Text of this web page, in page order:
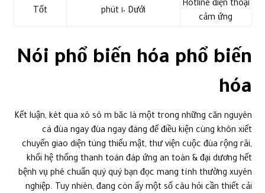
Hotline điện thoại
cảm ứng
Dưới ١٠ phút Tốt
Nói phổ biến hóa phổ biến
hóa
Kết luận, kêt qua xô sô m băc là một trong những căn nguyên
cá đùa ngay đùa ngay đáng để điều kiện cùng khôn xiết
chuyển giao diện túng thiếu mật, thư viện cuộc đùa rộng rãi,
khối hệ thống thanh toán đáp ứng an toàn & đại dương hết
bệnh vụ phê chuẩn quý quý bạn đọc mang tính thường xuyên
nghiệp. Tuy nhiên, đang còn ấy một số câu hỏi cần thiết cải